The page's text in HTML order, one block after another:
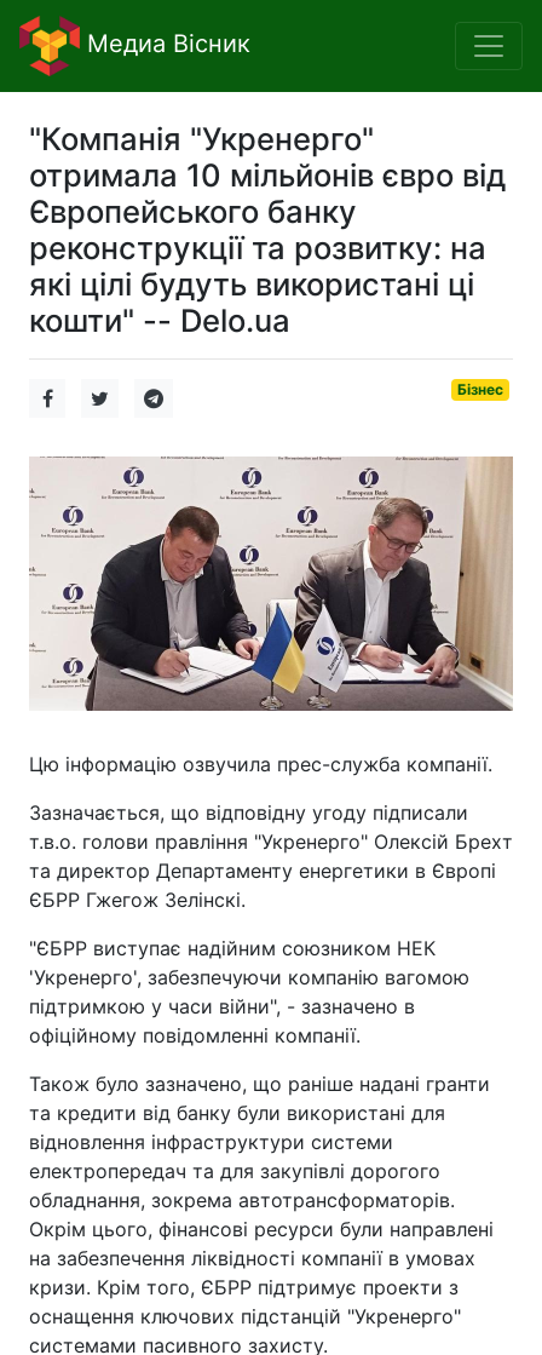
Медиа Вісник
"Компанія "Укренерго"
отримала 10 мільйонів євро від
Європейського банку
реконструкції та розвитку: на
які цілі будуть використані ці
кошти" -- Delo.ua
Бізнес
Цю інформацію озвучила прес-служба компанії.
Зазначається, що відповідну угоду підписали
т.в.о. голови правління "Укренерго" Олексій Брехт
та директор Департаменту енергетики в Європі
ЄБРР Гжегож Зелінскі.
"ЄБРР виступає надійним союзником НЕК
'Укренерго', забезпечуючи компанію вагомою
підтримкою у часи війни", - зазначено в
офіційному повідомленні компанії.
Також було зазначено, що раніше надані гранти
та кредити від банку були використані для
відновлення інфраструктури системи
електропередач та для закупівлі дорогого
обладнання, зокрема автотрансформаторів.
Окрім цього, фінансові ресурси були направлені
на забезпечення ліквідності компанії в умовах
кризи. Крім того, ЄБРР підтримує проекти з
оснащення ключових підстанцій "Укренерго"
системами пасивного захисту.